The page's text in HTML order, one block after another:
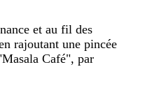
et au fil des
rajoutant une pincée
Café", par